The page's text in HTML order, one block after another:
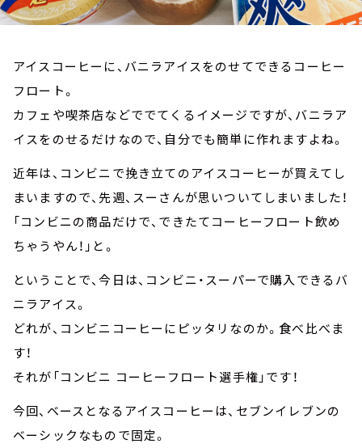
アイスコーヒーに、バニラアイスをのせてできるコーヒー
フロート。
カフェや喫茶店などででてくるイメージですが、バニラア
イスをのせるだけなので、自分でも簡単に作れますよね。
近年は、コンビニで挽き立てのアイスコーヒーが買えてし
まいますので、先週、スーさんが思いついてしまいました！
「コンビニの商品だけで、できたてコーヒーフロート飲め
ちゃうやん！」と。
ということで、今日は、コンビニ・スーパーで購入できるバ
ニラアイス。
どれが、コンビニコーヒーにピッタリなのか。食べ比べま
す！
それが「コンビニ コーヒーフロート選手権」です！
今回、ベースとなるアイスコーヒーは、セブンイレブンの
ベーシックなもので固定。